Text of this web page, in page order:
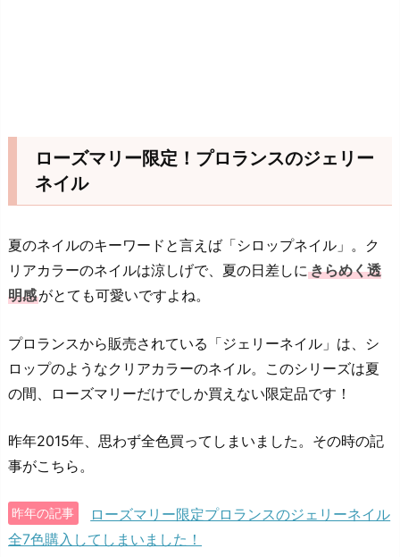
ローズマリー限定！プロランスのジェリー
ネイル
夏のネイルのキーワードと言えば「シロップネイル」。ク
リアカラーのネイルは涼しげで、夏の日差しにきらめく透
明感がとても可愛いですよね。
プロランスから販売されている「ジェリーネイル」は、シ
ロップのようなクリアカラーのネイル。このシリーズは夏
の間、ローズマリーだけでしか買えない限定品です！
昨年2015年、思わず全色買ってしまいました。その時の記
事がこちら。
昨年の記事
ローズマリー限定プロランスのジェリーネイル
全7色購入してしまいました！